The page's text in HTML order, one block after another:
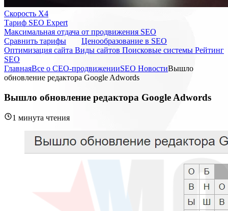
Скорость Х4
Тариф SEO Expert
Максимальная отдача от продвижения SEO
Cравнить тарифы
Ценообразование в SEO
Оптимизация сайта Виды сайтов Поисковые системы Рейтинг
SEO
ГлавнаяВсе о СЕО-продвиженииSEO НовостиВышло
обновление редактора Google Adwords
Вышло обновление редактора Google Adwords
1 минута чтения